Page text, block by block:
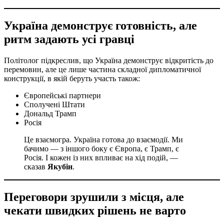
Україна демонструє готовність, але
ритм задають усі гравці
Політолог підкреслив, що Україна демонструє відкритість до
перемовин, але це лише частина складної дипломатичної
конструкції, в якій беруть участь також:
Європейські партнери
Сполучені Штати
Дональд Трамп
Росія
Це взаємогра. Україна готова до взаємодії. Ми
бачимо — з іншого боку є Європа, є Трамп, є
Росія. І кожен із них впливає на хід подій, —
сказав Якубін.
Переговори зрушили з місця, але
чекати швидких рішень не варто